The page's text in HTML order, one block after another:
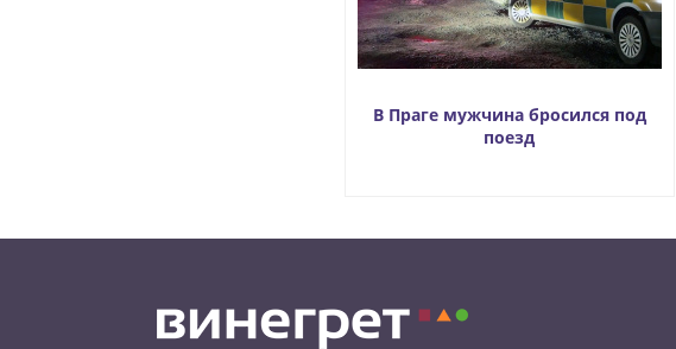
В Праге мужчина бросился под
поезд